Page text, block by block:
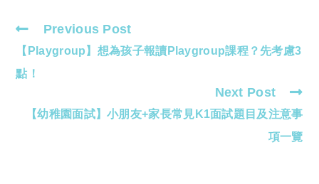
Read
more
articles
Previous Post
【Playgroup】想為孩子報讀Playgroup課程？先考慮3
點！
Next Post
【幼稚園面試】小朋友+家長常見K1面試題目及注意事
項一覽